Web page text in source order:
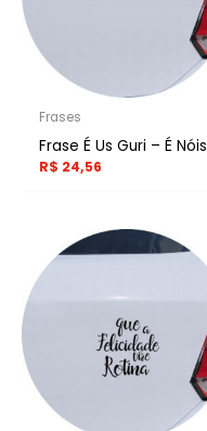
Frases
Frase É Us Guri – É Nóis
R$ 24,56